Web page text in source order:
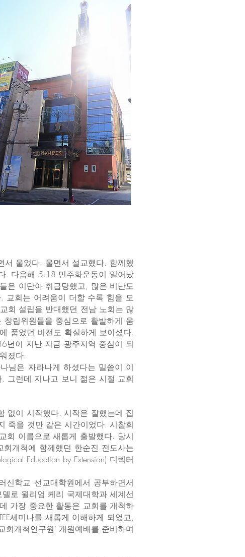
울었다. 울면서 설교했다. 함께했
. 다음해 5.18 민주화운동이 일어났
은 이단아 취급당했고, 많은 비난도
교회는 어려움이 더할 수록 힘을 모
회 설립을 반대했던 전남 노회는 많
립위원들을 중심으로 활발하게 움
품었던 비전도 확실하게 보이셨다.
년이 지난 지금 광주지역 중심이 되
졌다.
님은 자라나게 하셨다는 밀씀이 이
그런데 지나고 보니 젊은 시절 교회
없이 시작했다. 시작은 잘했는데 집
죽을 것만 같은 시간이었다. 시찰회
회 이름으로 새롭게 출발했다. 당시
개척에 함께했던 한순진 전도사는
Education by Extension) 디렉터
신학교 선교대학원에서 공부하면서
로 윌리엄 케리 국제대학과 세계선
가장 중요한 활동은 교회를 개척하
세미나를 새롭게 이해하게 되었고,
개척연구원’ 개원예배를 준비하며